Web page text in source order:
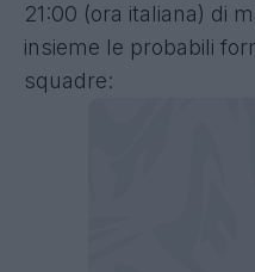
21:00 (ora italiana) di
insieme le probabili
squadre: